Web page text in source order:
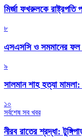
মির্জা ফখরুলকে
৮
এসএসসি ও সমমানের ফল
৯
সালমান শাহ হত্যা
১০
সর্বশেষ সব খবর
নীরব রাতের শ্রদ্ধা: